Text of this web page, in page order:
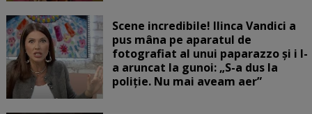
Scene incredibile! Ilinca Vandici a
pus mâna pe aparatul de
fotografiat al unui paparazzo și i l-
a aruncat la gunoi: „S-a dus la
poliție. Nu mai aveam aer”